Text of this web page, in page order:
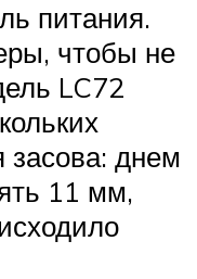
питания.
чтобы не
LC72
днем
11 мм,